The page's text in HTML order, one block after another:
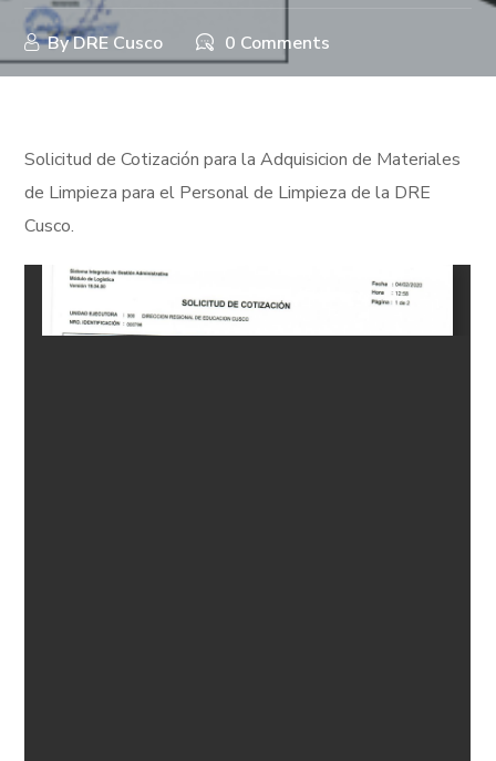
ByDRE Cusco 0 Comments
Solicitud de Cotización para la Adquisicion de Materiales
de Limpieza para el Personal de Limpieza de la DRE
Cusco.